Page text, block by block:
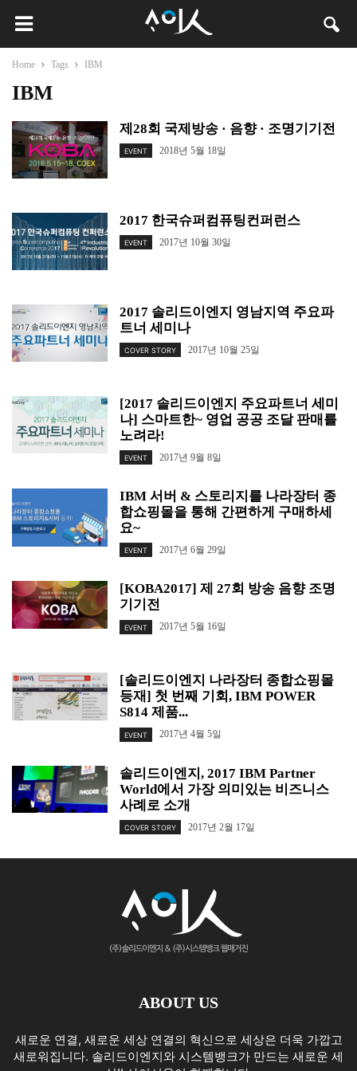
Home Tags IBM
IBM
제28회 국제방송 · 음향 · 조명기기전
EVENT 2018년 5월 18일
2017 한국슈퍼컴퓨팅컨퍼런스
EVENT 2017년 10월 30일
2017 솔리드이엔지 영남지역 주요파
트너 세미나
COVER STORY 2017년 10월 25일
[2017 솔리드이엔지 주요파트너 세미
나] 스마트한~ 영업 공공 조달 판매를
노려라!
EVENT 2017년 9월 8일
IBM 서버 & 스토리지를 나라장터 종
합쇼핑몰을 통해 간편하게 구매하세
요~
EVENT 2017년 6월 29일
[KOBA2017] 제 27회 방송 음향 조명
기기전
EVENT 2017년 5월 16일
[솔리드이엔지 나라장터 종합쇼핑몰
등재] 첫 번째 기회, IBM POWER
S814 제품...
EVENT 2017년 4월 5일
솔리드이엔지, 2017 IBM Partner
World에서 가장 의미있는 비즈니스
사례로 소개
COVER STORY 2017년 2월 17일
ABOUT US
새로운 연결, 새로운 세상 연결의 혁신으로 세상은 더욱 가깝고
새로워집니다. 솔리드이엔지와 시스템뱅크가 만드는 새로운 세